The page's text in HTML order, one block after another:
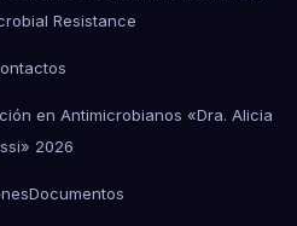
Resistance
en Antimicrobianos «Dra. Alicia
2026
Documentos